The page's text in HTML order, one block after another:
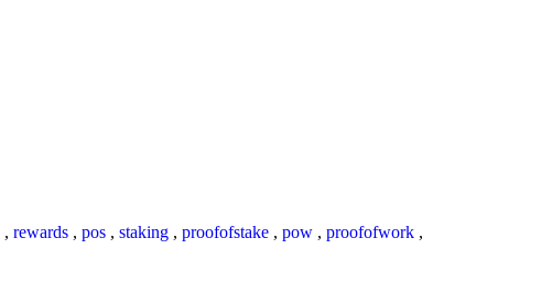
, rewards , pos , staking , proofofstake , pow , proofofwork ,